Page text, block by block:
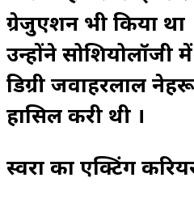
ग्रेजुएशन भी किया
उन्होंने सोशियोलॉजी
डिग्री जवाहरलाल
हासिल करी थी ।
स्वरा का एक्टिंग